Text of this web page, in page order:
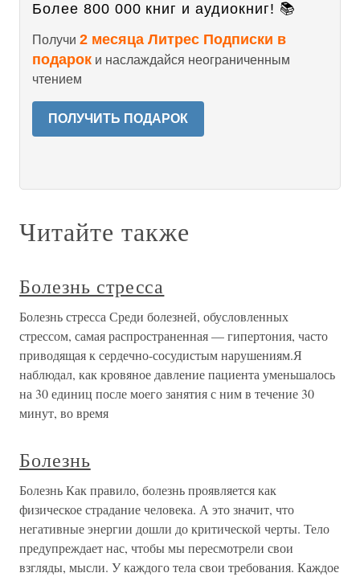
Более 800 000 книг и аудиокниг! 📚
Получи 2 месяца Литрес Подписки в
подарок и наслаждайся неограниченным
чтением
ПОЛУЧИТЬ ПОДАРОК
Читайте также
Болезнь стресса
Болезнь стресса Среди болезней, обусловленных
стрессом, самая распространенная — гипертония, часто
приводящая к сердечно-сосудистым нарушениям.Я
наблюдал, как кровяное давление пациента уменьшалось
на 30 единиц после моего занятия с ним в течение 30
минут, во время
Болезнь
Болезнь Как правило, болезнь проявляется как
физическое страдание человека. А это значит, что
негативные энергии дошли до критической черты. Тело
предупреждает нас, чтобы мы пересмотрели свои
взгляды, мысли. У каждого тела свои требования. Каждое